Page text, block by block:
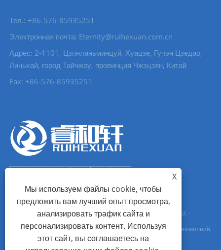
Тел.: +86-576-85935251
Электронная почта: Eternity@ruihexuan.com.cn
Адрес: 2-1101, Цзянланьминцуй, Хуацзе, Гучэн Цзедао,
Линьхай, город Тайчжоу, провинция Чжэцзян, Китай
Fax: +86-576-85935251
Copyright © 2022 Zhejiang Ruihexuan Import and Export Co., Ltd. -
Производители металлических пуговиц, бегунков для застежек-молний,
​​Поставщики металлических петель - Все права защищены.
X
Мы используем файлы cookie, чтобы
предложить вам лучший опыт просмотра,
анализировать трафик сайта и
персонализировать контент. Используя
этот сайт, вы соглашаетесь на